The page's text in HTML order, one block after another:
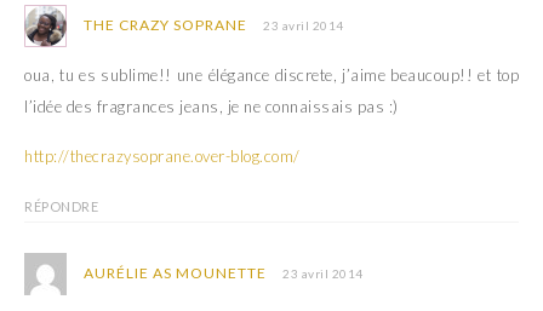
THE CRAZY SOPRANE 23 avril 2014
oua, tu es sublime!! une élégance discrete, j’aime beaucoup!! et top
l’idée des fragrances jeans, je ne connaissais pas :)
http://thecrazysoprane.over-blog.com/
RÉPONDRE
AURÉLIE AS MOUNETTE 23 avril 2014